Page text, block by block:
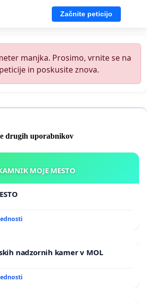
Začnite peticijo
manjka. Prosimo, vrnite se na
in poskusite znova.
drugih uporabnikov
KAMNIK MOJE MESTO
MOJE MESTO
nadzornih kamer v MOL